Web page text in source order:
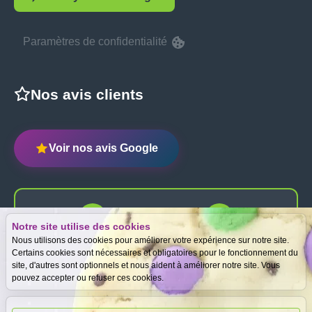
Notre site utilise des cookies
Nous utilisons des cookies pour améliorer votre expérience sur notre site.
Certains cookies sont nécessaires et obligatoires pour le fonctionnement du
site, d'autres sont optionnels et nous aident à améliorer notre site. Vous
pouvez accepter ou refuser ces cookies.
Paramètres de confidentialité
Nos avis clients
Voir nos avis Google
Expertise
gratuite
Meilleurs prix
garantis
Paiement
immédiat